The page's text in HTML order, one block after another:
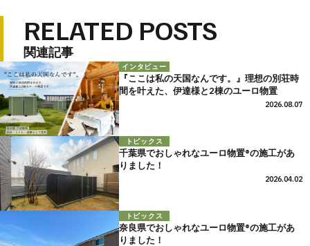
RELATED POSTS
関連記事
インタビュー
『ここは私の天国なんです。』理想の別荘時
間を叶えた、伊達様と2棟のユーロ物置
2026.08.07
トピックス
千葉県でおしゃれなユーロ物置®の施工があ
りました！
2026.04.02
トピックス
奈良県でおしゃれなユーロ物置®の施工があ
りました！